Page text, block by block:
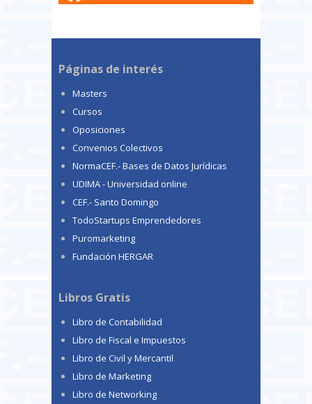
Páginas de interés
Masters
Cursos
Oposiciones
Convenios Colectivos
NormaCEF.- Bases de Datos Jurídicas
UDIMA - Universidad online
CEF.- Santo Domingo
TodoStartups Emprendedores
Puromarketing
Fundación HERGAR
Libros Gratis
Libro de Contabilidad
Libro de Fiscal e Impuestos
Libro de Civil y Mercantil
Libro de Marketing
Libro de Networking